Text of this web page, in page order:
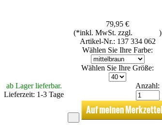
79,95 €
(*inkl. MwSt. zzgl.
)
Artikel-Nr.: 137 334 062
Wählen Sie Ihre Farbe:
Wählen Sie Ihre Größe:
ab Lager lieferbar.
Lieferzeit: 1-3 Tage
Anzahl: